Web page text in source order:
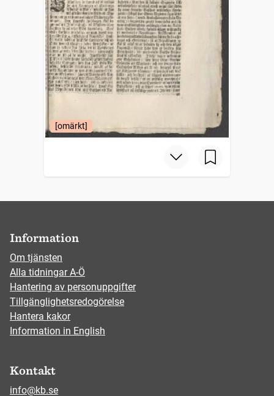
[omärkt]
Information
Om tjänsten
Alla tidningar A-Ö
Hantering av personuppgifter
Tillgänglighetsredogörelse
Hantera kakor
Information in English
Kontakt
info@kb.se